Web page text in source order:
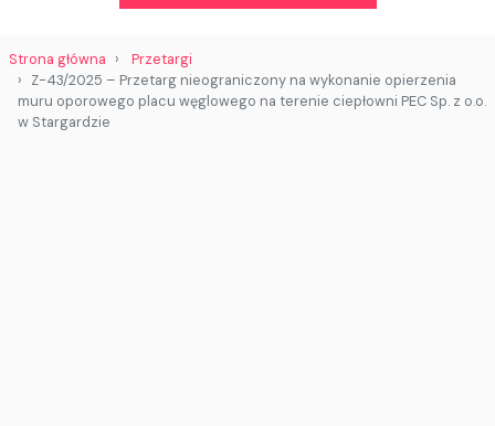
Strona główna
Przetargi
Z-43/2025 – Przetarg nieograniczony na wykonanie opierzenia
muru oporowego placu węglowego na terenie ciepłowni PEC Sp. z o.o.
w Stargardzie